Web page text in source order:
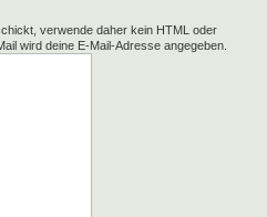
verwende daher kein HTML oder
wird deine E-Mail-Adresse angegeben.